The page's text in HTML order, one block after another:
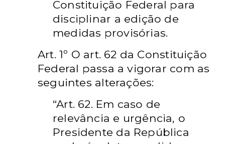
Constituição Federal para
disciplinar a edição de
medidas provisórias.
Art. 1º O art. 62 da Constituição
Federal passa a vigorar com as
seguintes alterações:
“Art. 62. Em caso de
relevância e urgência, o
Presidente da República